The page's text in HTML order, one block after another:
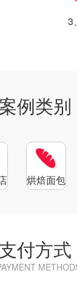
3
例类别
烘焙面包
付方式